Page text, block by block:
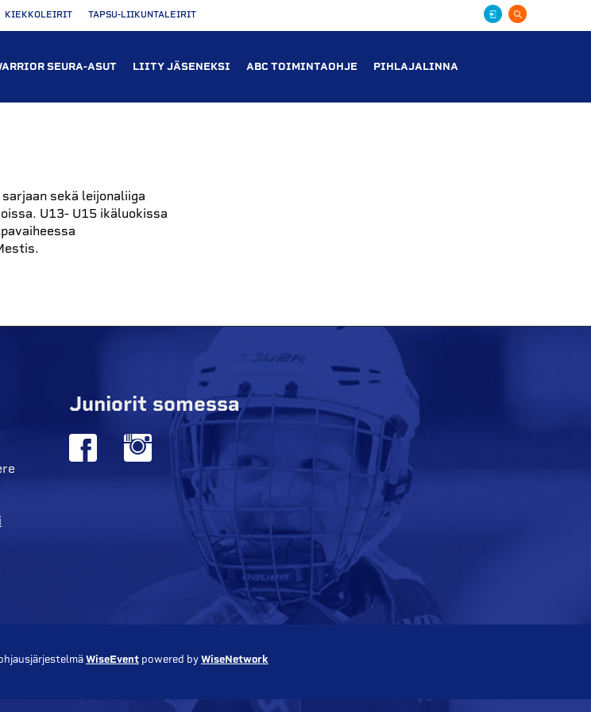
KIEKKOLEIRIT TAPSU-LIIKUNTALEIRIT
SEURA-ASUT LIITY JÄSENEKSI ABC TOIMINTAOHJE PIHLAJALINNA
sekä leijonaliiga
U13- U15 ikäluokissa
Juniorit somessa
WiseEvent powered by WiseNetwork